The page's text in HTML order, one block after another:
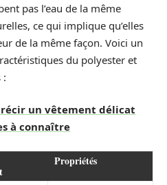
pas l’eau de la même
ce qui implique qu’elles
de la même façon. Voici un
du polyester et
:
un vêtement délicat
à connaître
Propriétés